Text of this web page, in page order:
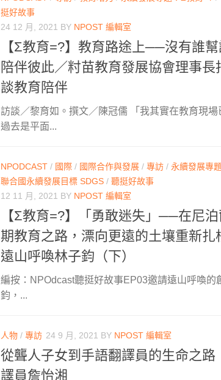
挺好故事
24 12 月, 2021 BY NPOST 編輯室
【Σ教育=?】教育路途上──沒有誰
陪伴彼此／籿苗教育發展協會理事長
談教育陪伴
訪談／黎育如。撰文／陳冠儒 「我其實在教育現場
過去是平面...
NPODCAST / 國際 / 國際合作與發展 / 專訪 / 永續發展專
聯合國永續發展目標 SDGS / 聽挺好故事
12 11 月, 2021 BY NPOST 編輯室
【Σ教育=?】「勇敢迷失」──在尼
期教育之路，漂向更遠的土壤重新扎
遠山呼喚林子鈞（下）
編按：NPOdcast聽挺好故事EP03邀請遠山呼喚的
鈞，...
人物 / 專訪 24 9 月, 2021 BY NPOST 編輯室
從聾人子女到手語翻譯員的生命之路
譯員詹怡湘